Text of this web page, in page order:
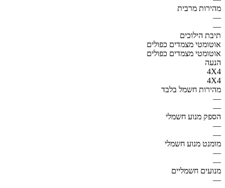
מהירות מרבית
—
—
תיבת הילוכים
אוטומטי מצמדים כפולים
אוטומטי מצמדים כפולים
הנעה
4X4
4X4
מהירות חשמל בלבד
—
—
הספק מנוע חשמלי
—
—
מומנט מנוע חשמלי
—
—
מנועים חשמליים
—